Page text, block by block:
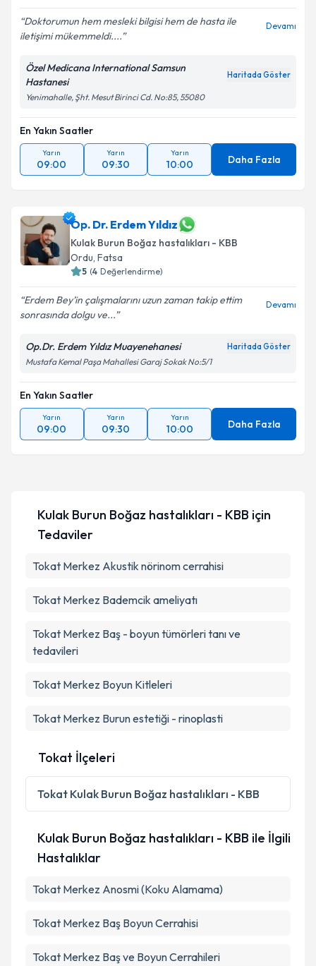
Doktorumun hem mesleki bilgisi hem de hasta ile
iletişimi mükemmeldi....
Devamı
Özel Medicana International Samsun
Hastanesi
Haritada Göster
Yenimahalle, Şht. Mesut Birinci Cd. No:85, 55080
En Yakın Saatler
Yarın
09:00
Yarın
09:30
Yarın
10:00 Daha Fazla
Op. Dr. Erdem Yıldız
Kulak Burun Boğaz hastalıkları - KBB
Ordu, Fatsa
5 (4 Değerlendirme)
Erdem Bey’in çalışmalarını uzun zaman takip ettim
sonrasında dolgu ve...
Devamı
Op.Dr. Erdem Yıldız Muayenehanesi Haritada Göster
Mustafa Kemal Paşa Mahallesi Garaj Sokak No:5/1
En Yakın Saatler
Yarın
09:00
Yarın
09:30
Yarın
10:00 Daha Fazla
Kulak Burun Boğaz hastalıkları - KBB için
Tedaviler
Tokat Merkez Akustik nörinom cerrahisi
Tokat Merkez Bademcik ameliyatı
Tokat Merkez Baş - boyun tümörleri tanı ve
tedavileri
Tokat Merkez Boyun Kitleleri
Tokat Merkez Burun estetiği - rinoplasti
Tokat İlçeleri
Tokat Kulak Burun Boğaz hastalıkları - KBB
Kulak Burun Boğaz hastalıkları - KBB ile İlgili
Hastalıklar
Tokat Merkez Anosmi (Koku Alamama)
Tokat Merkez Baş Boyun Cerrahisi
Tokat Merkez Baş ve Boyun Cerrahileri